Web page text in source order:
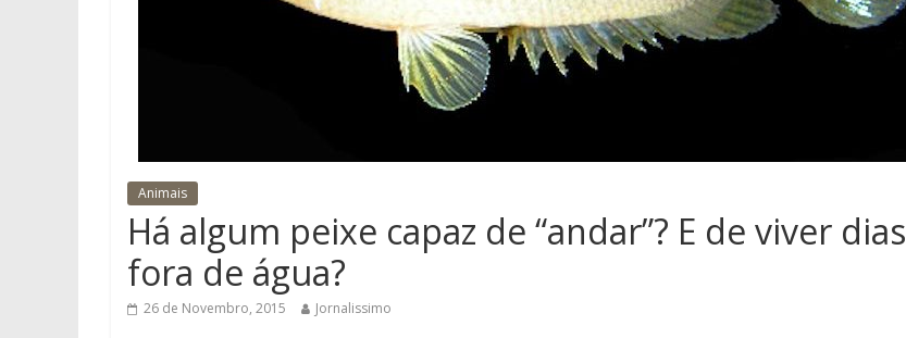
Animais
Há algum peixe capaz de “andar”? E de viver dias
fora de água?
26 de Novembro, 2015 Jornalissimo